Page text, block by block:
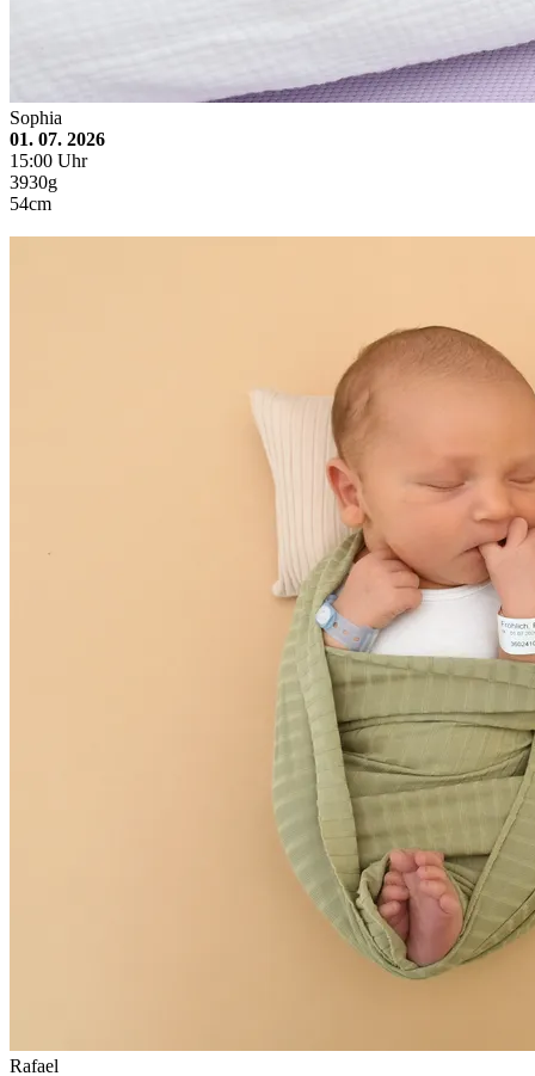
Sophia
01. 07. 2026
15:00 Uhr
3930g
54cm
Rafael